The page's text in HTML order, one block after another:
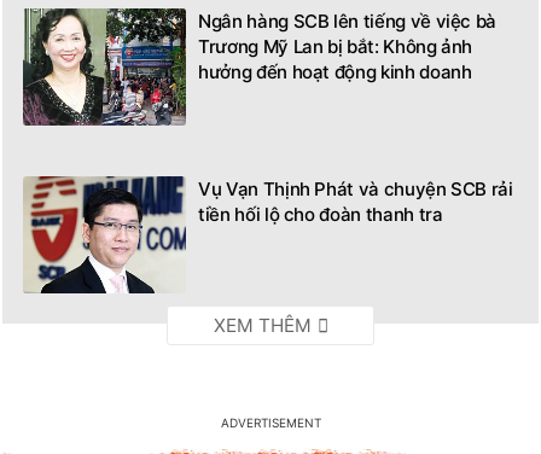
Ngân hàng SCB lên tiếng về việc bà
Trương Mỹ Lan bị bắt: Không ảnh
hưởng đến hoạt động kinh doanh
Vụ Vạn Thịnh Phát và chuyện SCB rải
tiền hối lộ cho đoàn thanh tra